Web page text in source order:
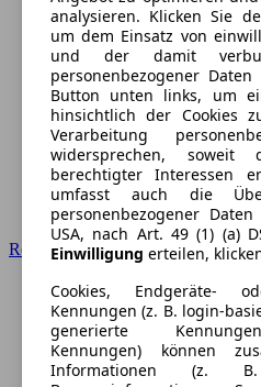
Renault
analysieren. Klicken Sie
um dem Einsatz von
und der damit
personenbezogener
Button unten links, um
hinsichtlich der Cookies
Verarbeitung
widersprechen, soweit
berechtigter Interessen
umfasst auch die
personenbezogener
USA, nach Art. 49 (1) (a)
Einwilligung erteilen,
Cookies, Endgeräte-
Kennungen (z. B. login-
generierte
Kennungen) können
Informationen (z.